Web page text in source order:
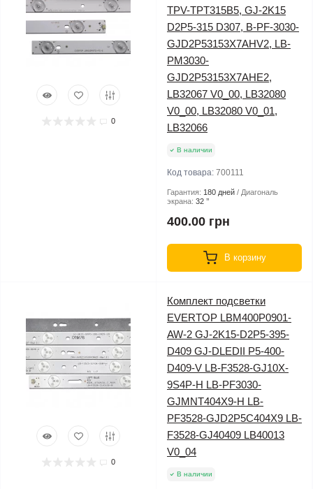
0
TPV-TPT315B5, GJ-2K15
D2P5-315 D307, B-PF-3030-
GJD2P53153X7AHV2, LB-
PM3030-
GJD2P53153X7AHE2,
LB32067 V0_00, LB32080
V0_00, LB32080 V0_01,
LB32066
В наличии
Код товара: 700111
Гарантия: 180 дней
Диагональ
экрана: 32 ’’
400.00 грн
В корзину
0
Комплект подсветки
EVERTOP LBM400P0901-
AW-2 GJ-2K15-D2P5-395-
D409 GJ-DLEDII P5-400-
D409-V LB-F3528-GJ10X-
9S4P-H LB-PF3030-
GJMNT404X9-H LB-
PF3528-GJD2P5C404X9 LB-
F3528-GJ40409 LB40013
V0_04
В наличии